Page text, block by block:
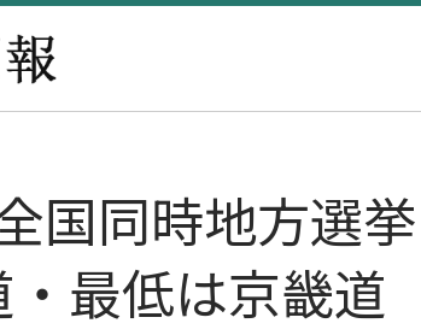
国同時地方選
最低は京畿道